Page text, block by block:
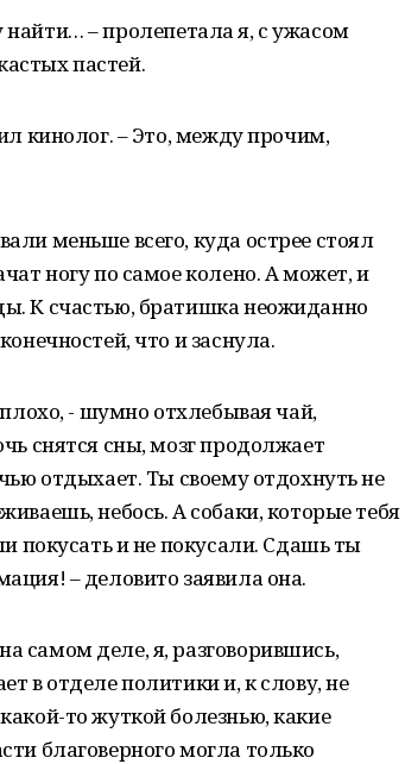
найти… – пролепетала я, с ужасом
пастей.
кинолог. – Это, между прочим,
меньше всего, куда острее стоял
ногу по самое колено. А может, и
К счастью, братишка неожиданно
что и заснула.
- шумно отхлебывая чай,
снятся сны, мозг продолжает
отдыхает. Ты своему отдохнуть не
небось. А собаки, которые тебя
покусать и не покусали. Сдашь ты
– деловито заявила она.
самом деле, я, разговорившись,
в отделе политики и, к слову, не
то жуткой болезнью, какие
благоверного могла только